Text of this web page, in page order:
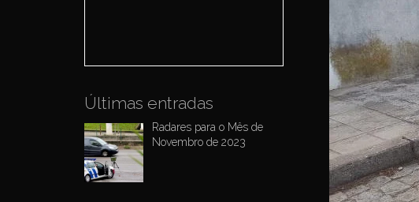
Últimas entradas
Radares para o Mês de
Novembro de 2023